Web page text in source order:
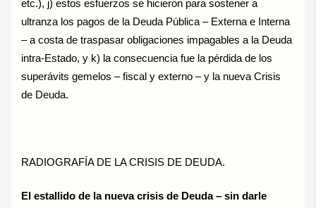
etc.), j) estos esfuerzos se hicieron para sostener a
ultranza los pagos de la Deuda Pública – Externa e Interna
– a costa de traspasar obligaciones impagables a la Deuda
intra-Estado, y k) la consecuencia fue la pérdida de los
superávits gemelos – fiscal y externo – y la nueva Crisis
de Deuda.
RADIOGRAFÍA DE LA CRISIS DE DEUDA.
El estallido de la nueva crisis de Deuda – sin darle